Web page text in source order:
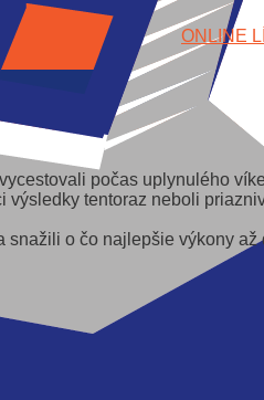
ONLINE
počas uplynulého
tentoraz neboli
o čo najlepšie výkony